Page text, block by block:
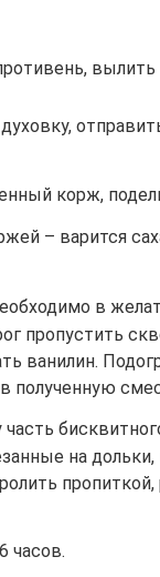
вылить
корж,
– варится
в
пропустить
ванилин.
полученную
на
часов.